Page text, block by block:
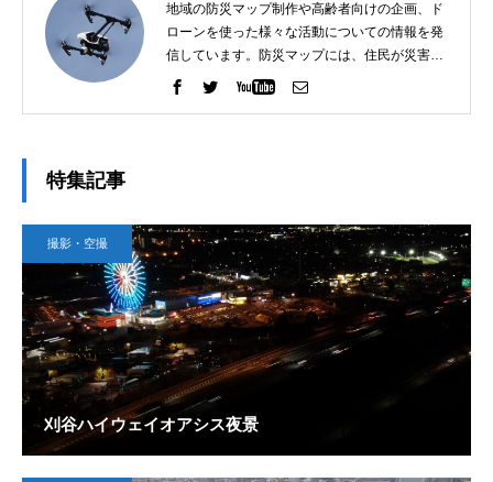
地域の防災マップ制作や高齢者向けの企画、ド
ローンを使った様々な活動についての情報を発
信しています。防災マップには、住民が災害時
に迅速に避難できるよう、浸水想定区域や避難
特集記事
撮影・空撮
刈谷ハイウェイオアシス夜景